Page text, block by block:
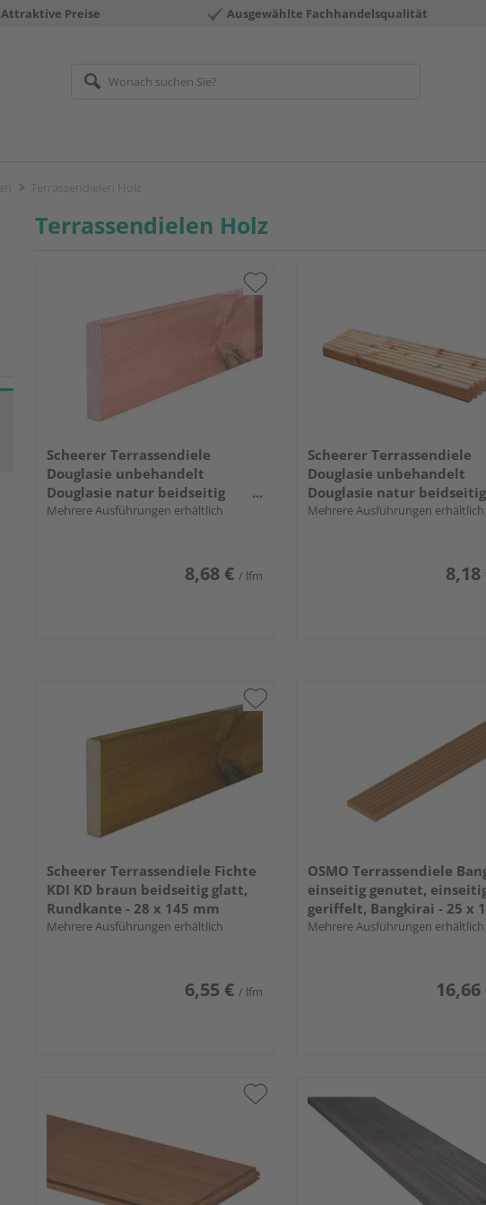
Attraktive Preise Ausgewählte Fachhandelsqualität
Terrassendielen Holz
Scheerer Terrassendiele
Douglasie unbehandelt
Douglasie natur beidseitig
glatt, Rundkante - 28 x 145 mm
Mehrere Ausführungen erhältlich
8,68 € / lfm
Scheerer Terrassendiele
Douglasie unbehandelt
Douglasie natur beidseitig
genutet, Rundkante - 28 x
Mehrere Ausführungen erhältlich
8,18
Scheerer Terrassendiele Fichte
KDI KD braun beidseitig glatt,
Rundkante - 28 x 145 mm
Mehrere Ausführungen erhältlich
6,55 € / lfm
OSMO Terrassendiele
einseitig genutet,
geriffelt, Bangkirai - 25 x
mm
Mehrere Ausführungen erhältlich
16,66